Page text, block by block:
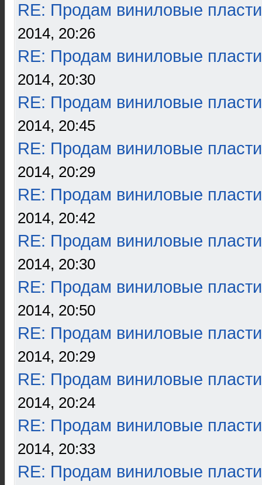
RE: Продам виниловые
2014, 20:26
RE: Продам виниловые
2014, 20:30
RE: Продам виниловые
2014, 20:45
RE: Продам виниловые
2014, 20:29
RE: Продам виниловые
2014, 20:42
RE: Продам виниловые
2014, 20:30
RE: Продам виниловые
2014, 20:50
RE: Продам виниловые
2014, 20:29
RE: Продам виниловые
2014, 20:24
RE: Продам виниловые
2014, 20:33
RE: Продам виниловые